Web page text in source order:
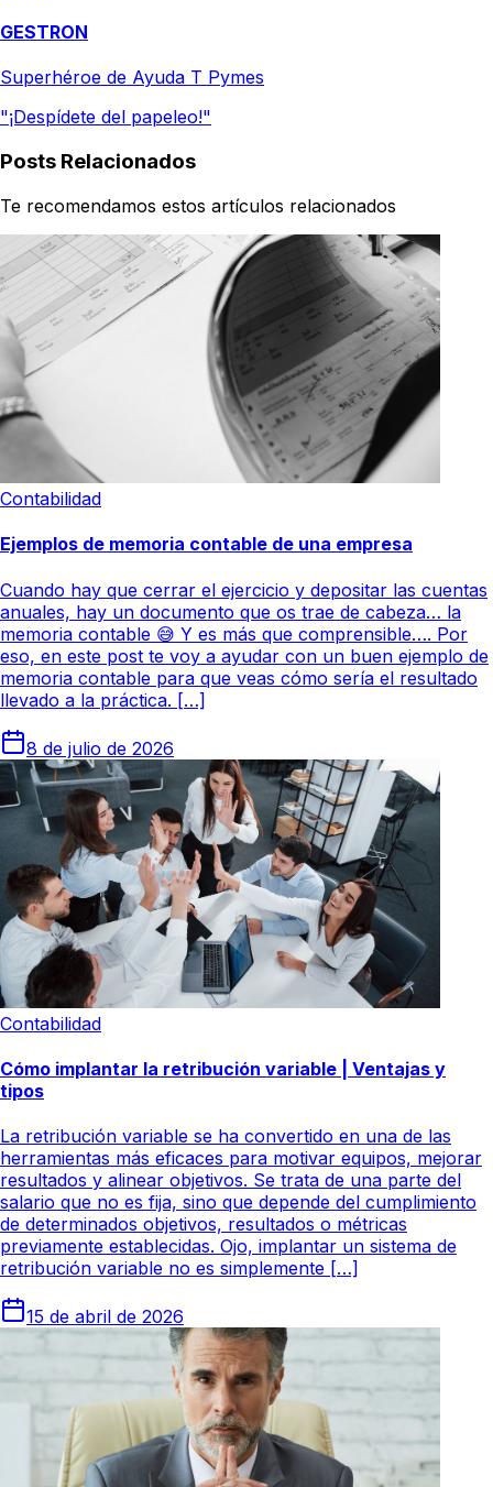
GESTRON
Superhéroe de Ayuda T Pymes
"¡Despídete del papeleo!"
Posts Relacionados
Te recomendamos estos artículos relacionados
Contabilidad
Ejemplos de memoria contable de una empresa
Cuando hay que cerrar el ejercicio y depositar las cuentas
anuales, hay un documento que os trae de cabeza… la
memoria contable 😅 Y es más que comprensible…. Por
eso, en este post te voy a ayudar con un buen ejemplo de
memoria contable para que veas cómo sería el resultado
llevado a la práctica. […]
8 de julio de 2026
Contabilidad
Cómo implantar la retribución variable | Ventajas y
tipos
La retribución variable se ha convertido en una de las
herramientas más eficaces para motivar equipos, mejorar
resultados y alinear objetivos. Se trata de una parte del
salario que no es fija, sino que depende del cumplimiento
de determinados objetivos, resultados o métricas
previamente establecidas. Ojo, implantar un sistema de
retribución variable no es simplemente […]
15 de abril de 2026